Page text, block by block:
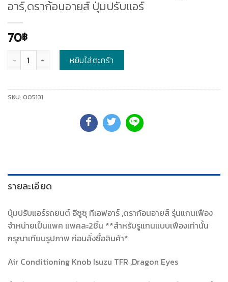
อาร์,ดราก้อนอายส์ ปุ่มปรับแอร์
70฿
หยิบใส่ตะกร้า
SKU: 005131
รายละเอียด
ปุ่มปรับแอร์รถยนต์ อีซูซุ ทีเอฟอาร์ ,ดราก้อนอายส์ รุ่นแกนเฟือง
จำหน่ายเป็นแพค แพคละ2ชิ้น **สำหรับรูแกนแบบเฟืองเท่านั้น
กรุณาเทียบรูปภาพ ก่อนสั่งซื้อสินค้า*
Air Conditioning Knob Isuzu TFR ,Dragon Eyes